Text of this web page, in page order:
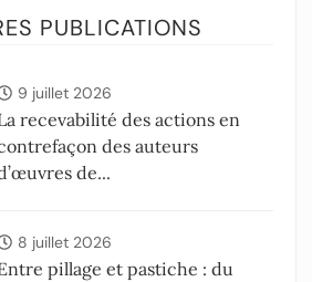
PUBLICATIONS
9 juillet 2026
recevabilité des actions en
des auteurs
de...
8 juillet 2026
pillage et pastiche : du